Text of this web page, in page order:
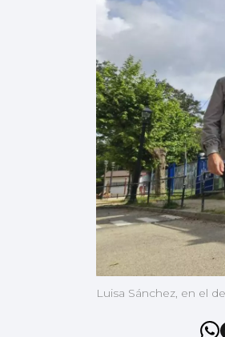
Luisa Sánchez, en el